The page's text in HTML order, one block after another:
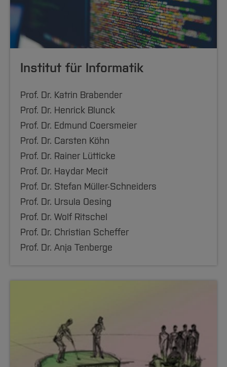
Institut für Informatik
Prof. Dr. Katrin Brabender
Prof. Dr. Henrick Blunck
Prof. Dr. Edmund Coersmeier
Prof. Dr. Carsten Köhn
Prof. Dr. Rainer Lütticke
Prof. Dr. Haydar Mecit
Prof. Dr. Stefan Müller-Schneiders
Prof. Dr. Ursula Oesing
Prof. Dr. Wolf Ritschel
Prof. Dr. Christian Scheffer
Prof. Dr. Anja Tenberge